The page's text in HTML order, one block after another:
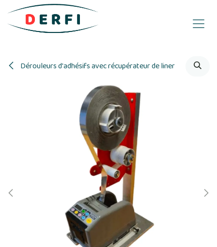
Se rendre au contenu
Dérouleurs d'adhésifs avec récupérateur de liner